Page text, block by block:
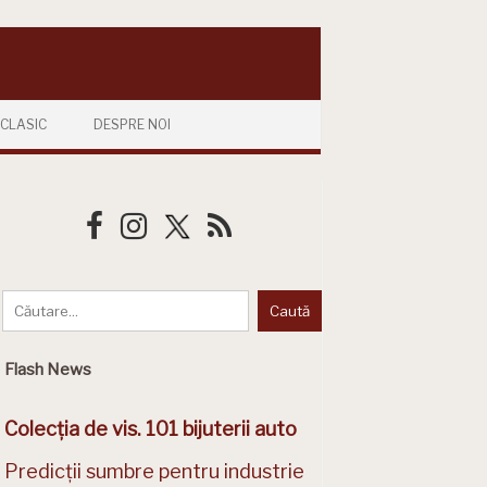
CLASIC DESPRE NOI
Flash News
Colecția de vis. 101 bijuterii auto
Predicții sumbre pentru industrie